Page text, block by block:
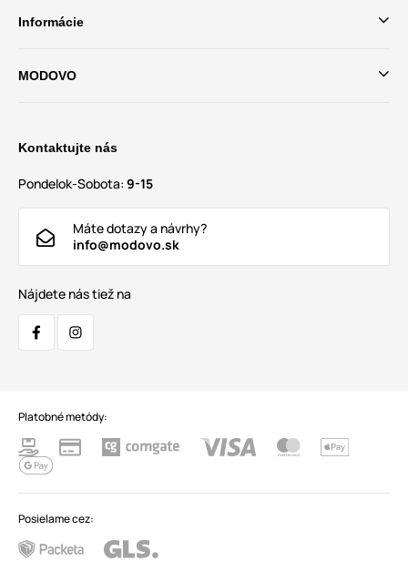
Informácie
MODOVO
Kontaktujte nás
Pondelok-Sobota: 9-15
Máte dotazy a návrhy?
info@modovo.sk
Nájdete nás tiež na
Platobné metódy:
Posielame cez: